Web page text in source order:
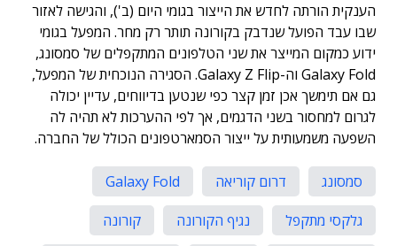
הענקית הורתה לחדש את הייצור בגומי היום (ב'), והגישה לאזור
שבו עבד הפועל שנדבק בקורונה תותר רק מחר. המפעל בגומי
ידוע כמקום המייצר את שני הטלפונים המתקפלים של סמסונג,
Galaxy Fold וה-Galaxy Z Flip. הסגירה הנוכחית של המפעל,
גם אם תימשך אכן זמן קצר כפי שנטען בדיווחים, עדיין יכולה
לגרום למחסור בשני הדגמים, אך לפי ההערכות לא תהיה לה
השפעה משמעותית על ייצור הסמארטפונים הכולל של החברה.
סמסונג דרום קוריאה
Galaxy Fold
גלקסי מתקפל
נגיף הקורונה
קורונה